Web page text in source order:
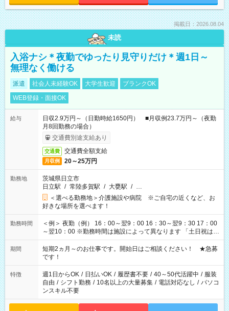
掲載日：2026.08.04
未読
入浴ナシ＊夜勤でゆったり見守りだけ＊週1日～
無理なく働ける
派遣 社会人未経験OK 大学生歓迎
ブランクOK
WEB登録・面接OK
給与
日収2.9万円～（日勤時給1650円） ■月収例23.7万円～（夜勤
月8回勤務の場合）
交通費別途支給あり
交通費 交通費全額支給
月収例 20～25万円
勤務地
茨城県日立市
日立駅 / 常陸多賀駅 / 大甕駅 / …
＜選べる勤務地＞介護施設や病院 ※ご自宅の近くなど、お
好きな場所を選べます！
勤務時間
＜例＞ 夜勤（例） 16：00～翌9：00 16：30～翌9：30 17：00
～翌10：00 ※勤務時間は施設によって異なります 「土日祝は休
みたい」 「しっかり稼ぎたい」 「もう少し遅い時間から始めた
い」など ご希望にあったお仕事をご案内いたします。 ※未経験
の方の場合は1～2ヶ月間は日中での仕事を経験いただき、 お
仕事に慣れてからの夜勤になります。 ★家庭の都合でお休みが
必要な場合も遠慮なくご相談ください。
期間
短期2ヵ月～のお仕事です。開始日はご相談ください！ ★急募
です！
特徴 週1日からOK / 日払いOK / 履歴書不要 / 40～50代活躍中 / 服装
自由 / シフト勤務 / 10名以上の大量募集 / 電話対応なし / パソコ
ンスキル不要